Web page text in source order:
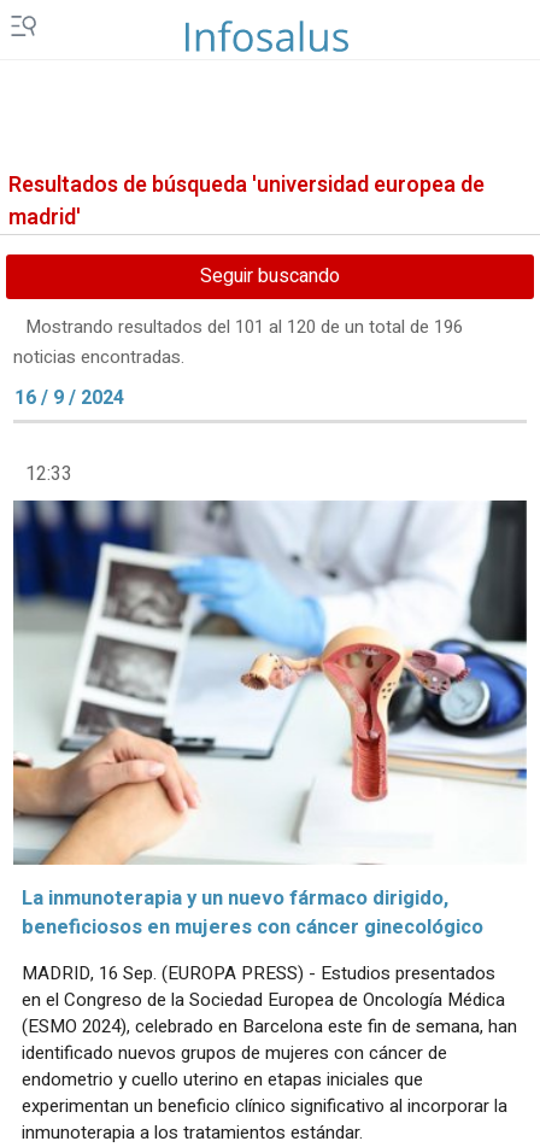
Resultados de búsqueda 'universidad europea de
madrid'
Seguir buscando
Mostrando resultados del 101 al 120 de un total de 196
noticias encontradas.
16 / 9 / 2024
12:33
La inmunoterapia y un nuevo fármaco dirigido,
beneficiosos en mujeres con cáncer ginecológico
MADRID, 16 Sep. (EUROPA PRESS) - Estudios presentados
en el Congreso de la Sociedad Europea de Oncología Médica
(ESMO 2024), celebrado en Barcelona este fin de semana, han
identificado nuevos grupos de mujeres con cáncer de
endometrio y cuello uterino en etapas iniciales que
experimentan un beneficio clínico significativo al incorporar la
inmunoterapia a los tratamientos estándar.